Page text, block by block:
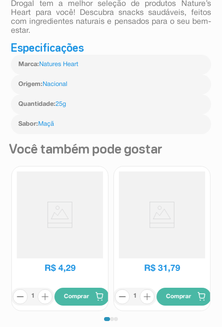
Drogal tem a melhor seleção de produtos Nature’s
Heart para você! Descubra snacks saudáveis, feitos
com ingredientes naturais e pensados para o seu bem-
estar.
Especificações
Marca: Natures Heart
Origem: Nacional
Quantidade:25g
Sabor: Maçã
Você também pode gostar
R$ 4,29
Comprar
R$ 31 ,79
Comprar